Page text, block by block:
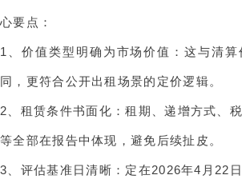
心要点：
1、价值类型明确为市场价值：这与清
同，更符合公开出租场景的定价逻辑。
2、租赁条件书面化：租期、递增方式、
等全部在报告中体现，避免后续扯皮。
3、评估基准日清晰：定在2026年4月22日